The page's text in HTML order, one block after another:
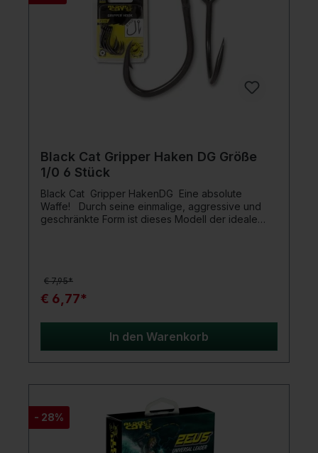
Black Cat Gripper Haken DG Größe
1/0 6 Stück
Black Cat Gripper HakenDG Eine absolute
Waffe! Durch seine einmalige, aggressive und
geschränkte Form ist dieses Modell der ideale
Präsentation an jeder Montage. DG Coating, die
innovative Beschichtung mit deutlich glatterer
Oberfläche als Teflon.Produktdetails: Inhalt: 6
Stück Farbe: dg coating Welded Eye: ja 4-fach
höhere Korrosionsresistenz (im Vergleich zu
€ 7,95*
€ 6,77*
In den Warenkorb
- 28%